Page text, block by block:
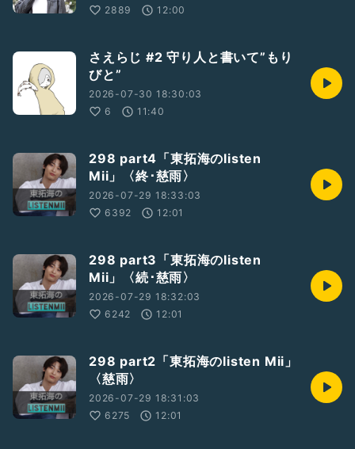
2889
12:00
さえらじ #2 守り人と書いて”もり
びと”
2026-07-30 18:30:03
6
11:40
298 part4「東拓海のlisten
Mii」〈終･慈雨〉
2026-07-29 18:33:03
6392
12:01
298 part3「東拓海のlisten
Mii」〈続･慈雨〉
2026-07-29 18:32:03
6242
12:01
298 part2「東拓海のlisten Mii」
〈慈雨〉
2026-07-29 18:31:03
6275
12:01